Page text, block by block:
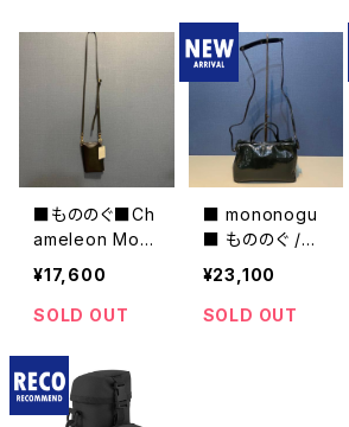
■もののぐ■Ch
ameleon Mobi
le Shoulder/C
M3-HT■携帯
ケースポーチ
¥17,600
SOLD OUT
■ mononogu
■ もののぐ /パ
オパテントミニシ
ョルダー・D/GRE
EN・PO3-PT■
¥23,100
SOLD OUT